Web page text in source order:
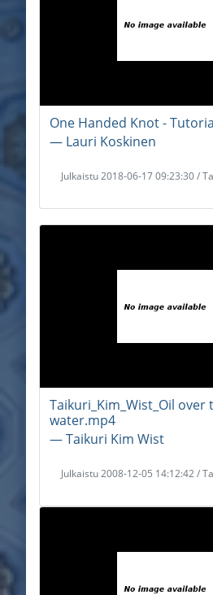
One Handed Knot -
― Lauri Koskinen
Julkaistu 2018-06-17 09:23:30 /
Taikuri_Kim_Wist_Oil
water.mp4
― Taikuri Kim Wist
Julkaistu 2008-12-05 14:12:42 /